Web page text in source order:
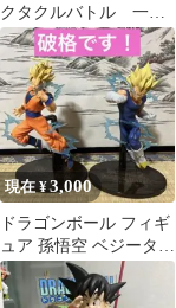
クタクルバトル 一番
くじ まとめ売り
現在 ¥3,000
ドラゴンボール フィギ
ュア 孫悟空 ベジータ 2
体セット